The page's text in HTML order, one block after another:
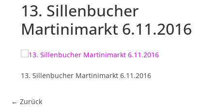
13. Sillenbucher
Martinimarkt 6.11.2016
13. Sillenbucher Martinimarkt 6.11.2016
← Zurück